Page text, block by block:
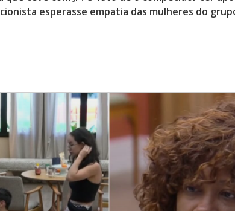
esperasse empatia das mulheres do